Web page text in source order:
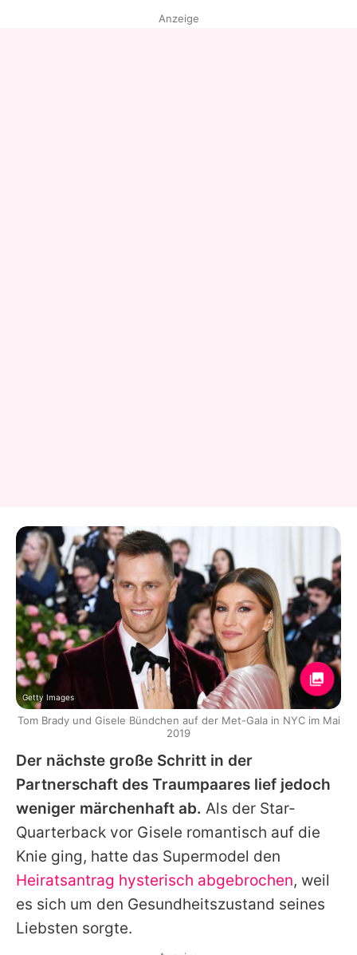
Der nächste große Schritt in der
Partnerschaft des Traumpaares lief jedoch
weniger märchenhaft ab. Als der Star-
Quarterback vor Gisele romantisch auf die
Knie ging, hatte das Supermodel den
Heiratsantrag hysterisch abgebrochen, weil
es sich um den Gesundheitszustand seines
Liebsten sorgte.
Anzeige
Getty Images
Tom Brady und Gisele Bündchen auf der Met-Gala in NYC im Mai
2019